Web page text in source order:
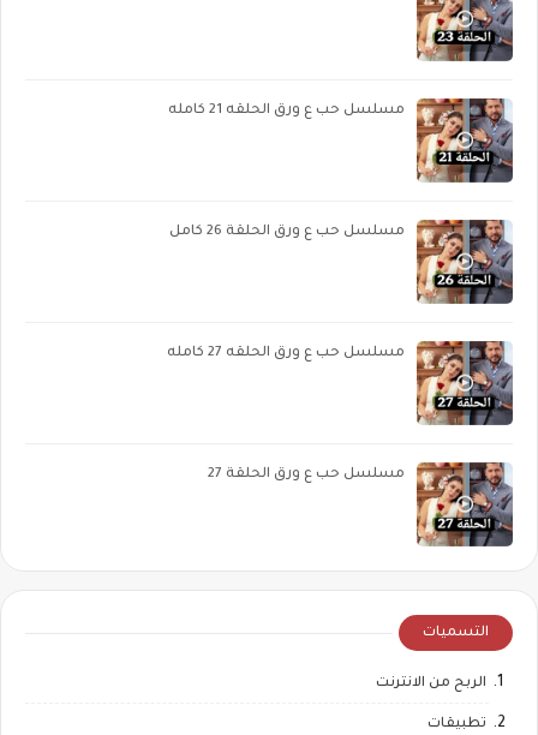
مسلسل حب ع ورق الحلقه 21 كامله
مسلسل حب ع ورق الحلقة 26 كامل
مسلسل حب ع ورق الحلقه 27 كامله
مسلسل حب ع ورق الحلقة 27
التسميات
الربح من الانترنت
تطبيقات